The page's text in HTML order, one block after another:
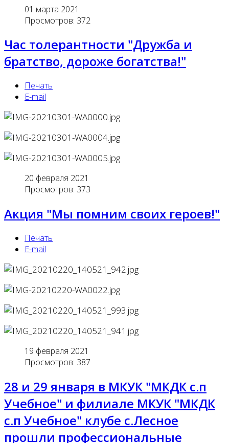
01 марта 2021
Просмотров: 372
Час толерантности "Дружба и
братство, дороже богатства!"
Печать
E-mail
20 февраля 2021
Просмотров: 373
Акция "Мы помним своих героев!"
Печать
E-mail
19 февраля 2021
Просмотров: 387
28 и 29 января в МКУК "МКДК с.п
Учебное" и филиале МКУК "МКДК
с.п Учебное" клубе с.Лесное
прошли профессиональные